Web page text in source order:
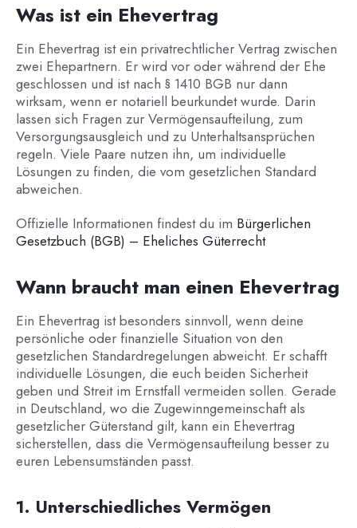
Was ist ein Ehevertrag
Ein Ehevertrag ist ein privatrechtlicher Vertrag zwischen
zwei Ehepartnern. Er wird vor oder während der Ehe
geschlossen und ist nach § 1410 BGB nur dann
wirksam, wenn er notariell beurkundet wurde. Darin
lassen sich Fragen zur Vermögensaufteilung, zum
Versorgungsausgleich und zu Unterhaltsansprüchen
regeln. Viele Paare nutzen ihn, um individuelle
Lösungen zu finden, die vom gesetzlichen Standard
abweichen.
Offizielle Informationen findest du im Bürgerlichen
Gesetzbuch (BGB) – Eheliches Güterrecht
Wann braucht man einen Ehevertrag
Ein Ehevertrag ist besonders sinnvoll, wenn deine
persönliche oder finanzielle Situation von den
gesetzlichen Standardregelungen abweicht. Er schafft
individuelle Lösungen, die euch beiden Sicherheit
geben und Streit im Ernstfall vermeiden sollen. Gerade
in Deutschland, wo die Zugewinngemeinschaft als
gesetzlicher Güterstand gilt, kann ein Ehevertrag
sicherstellen, dass die Vermögensaufteilung besser zu
euren Lebensumständen passt.
1. Unterschiedliches Vermögen